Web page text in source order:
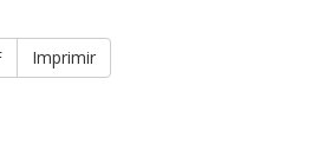
Imprimir